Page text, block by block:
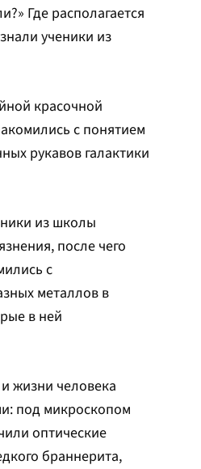
Где располагается
ученики из
красочной
с понятием
рукавов галактики
из школы
после чего
с
металлов в
в ней
жизни человека
под микроскопом
оптические
браннерита,